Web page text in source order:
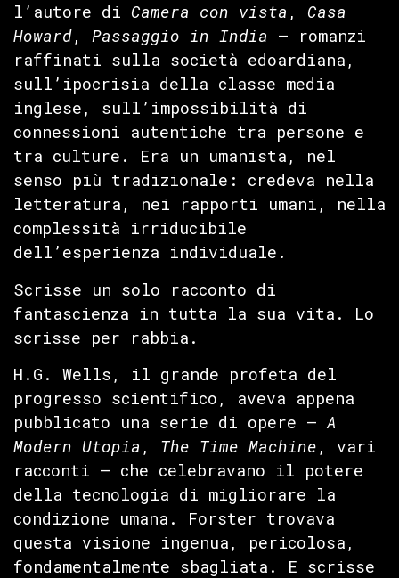
l’autore di Camera con vista , Casa
Howard, Passaggio in India — romanzi
raffinati sulla società edoardiana,
sull’ipocrisia della classe media
inglese, sull’impossibilità di
connessioni autentiche tra persone e
tra culture. Era un umanista, nel
senso più tradizionale: credeva nella
letteratura, nei rapporti umani, nella
complessità irriducibile
dell’esperienza individuale.
Scrisse un solo racconto di
fantascienza in tutta la sua vita. Lo
scrisse per rabbia.
H.G. Wells, il grande profeta del
progresso scientifico, aveva appena
pubblicato una serie di opere — A
Modern Utopia , The Time Machine , vari
racconti — che celebravano il potere
della tecnologia di migliorare la
condizione umana. Forster trovava
questa visione ingenua, pericolosa,
fondamentalmente sbagliata. E scrisse